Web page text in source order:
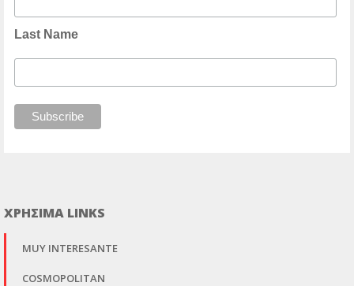
Last Name
ΧΡΗΣΙΜΑ LINKS
MUY INTERESANTE
COSMOPOLITAN